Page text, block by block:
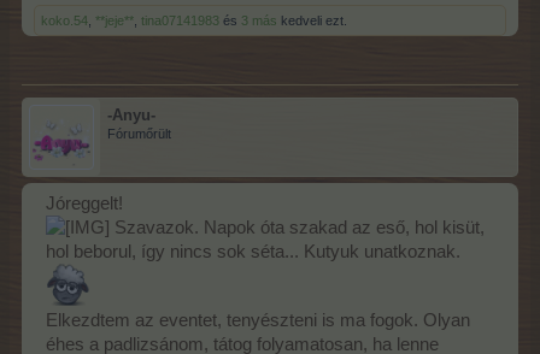
koko.54 **jeje** tina07141983 és 3 más kedveli ezt.
-Anyu-
Fórumőrült
Jóreggelt!
Szavazok. Napok óta szakad az eső, hol kisüt,
hol beborul, így nincs sok séta... Kutyuk unatkoznak.
Elkezdtem az eventet, tenyészteni is ma fogok. Olyan
éhes a padlizsánom, tátog folyamatosan, ha lenne